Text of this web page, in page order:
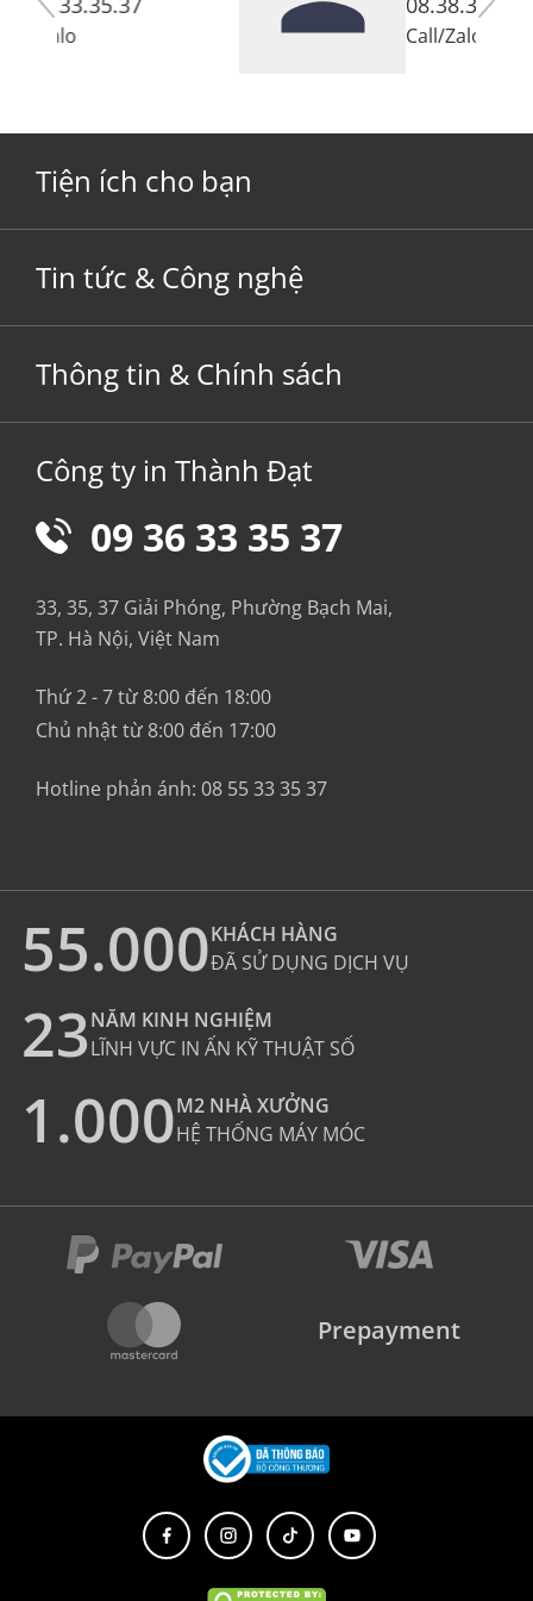
Call/Zalo
Tiện ích cho bạn
Tin tức & Công nghệ
Thông tin & Chính sách
Công ty in Thành Đạt
09 36 33 35 37
33, 35, 37 Giải Phóng, Phường Bạch Mai,
TP. Hà Nội, Việt Nam
Thứ 2 - 7 từ 8:00 đến 18:00
Chủ nhật từ 8:00 đến 17:00
Hotline phản ánh: 08 55 33 35 37
55.000KHÁCH HÀNG
ĐÃ SỬ DỤNG DỊCH VỤ
23NĂM KINH NGHIỆM
LĨNH VỰC IN ẤN KỸ THUẬT SỐ
1.000M2 NHÀ XƯỞNG
HỆ THỐNG MÁY MÓC
Prepayment